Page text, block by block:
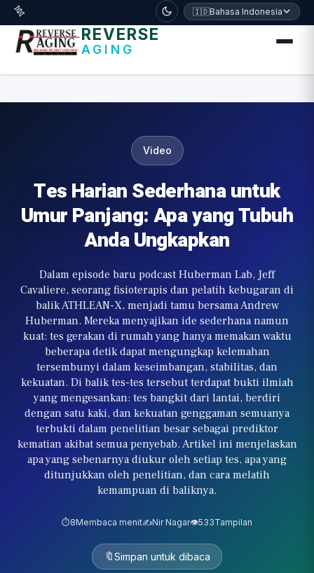
דלג לתוכן הראשי
🧬 🇮🇩Bahasa Indonesia
REVERSE
AGING
Video
Tes Harian Sederhana untuk
Umur Panjang: Apa yang Tubuh
Anda Ungkapkan
Dalam episode baru podcast Huberman Lab, Jeff
Cavaliere, seorang fisioterapis dan pelatih kebugaran di
balik ATHLEAN-X, menjadi tamu bersama Andrew
Huberman. Mereka menyajikan ide sederhana namun
kuat: tes gerakan di rumah yang hanya memakan waktu
beberapa detik dapat mengungkap kelemahan
tersembunyi dalam keseimbangan, stabilitas, dan
kekuatan. Di balik tes-tes tersebut terdapat bukti ilmiah
yang mengesankan: tes bangkit dari lantai, berdiri
dengan satu kaki, dan kekuatan genggaman semuanya
terbukti dalam penelitian besar sebagai prediktor
kematian akibat semua penyebab. Artikel ini menjelaskan
apa yang sebenarnya diukur oleh setiap tes, apa yang
ditunjukkan oleh penelitian, dan cara melatih
kemampuan di baliknya.
⏱️8Membaca menit✍️Nir Nagar👁️533Tampilan
🔖Simpan untuk dibaca